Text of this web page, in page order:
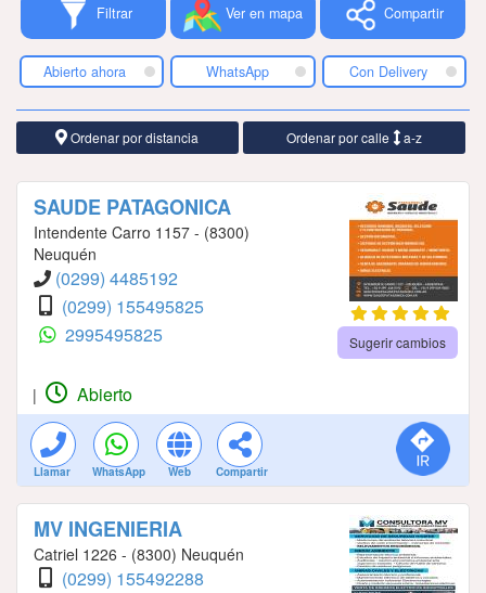
Tiendacores
Contactenos
Filtrar Ver en mapa Compartir
Abierto ahora WhatsApp Con Delivery
Ordenar por distancia Ordenar por calle a-z
SAUDE PATAGONICA
Intendente Carro 1157 - (8300)
Neuquén
(0299) 4485192
(0299) 155495825
2995495825
Sugerir cambios
| Abierto
Llamar WhatsApp Web Compartir
MV INGENIERIA
Catriel 1226 - (8300) Neuquén
(0299) 155492288